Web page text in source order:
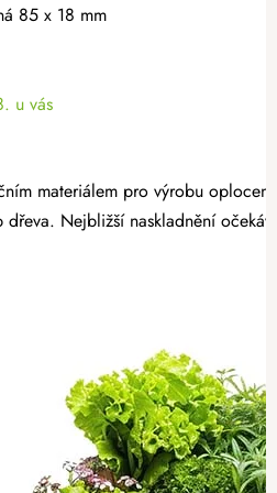
85 x 18 mm
u vás
materiálem pro výrobu
dřeva. Nejbližší naskladnění